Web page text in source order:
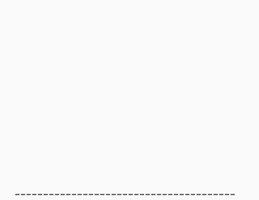
---------------------------------------